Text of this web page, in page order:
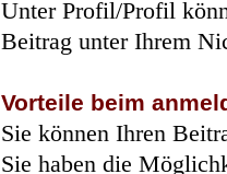
Unter Profil/Profil
Beitrag unter Ihrem
Vorteile beim
Sie können Ihren
Sie haben die